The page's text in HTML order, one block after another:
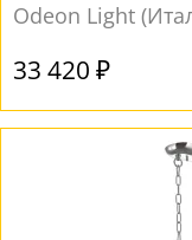
Odeon Light
33 420 ₽